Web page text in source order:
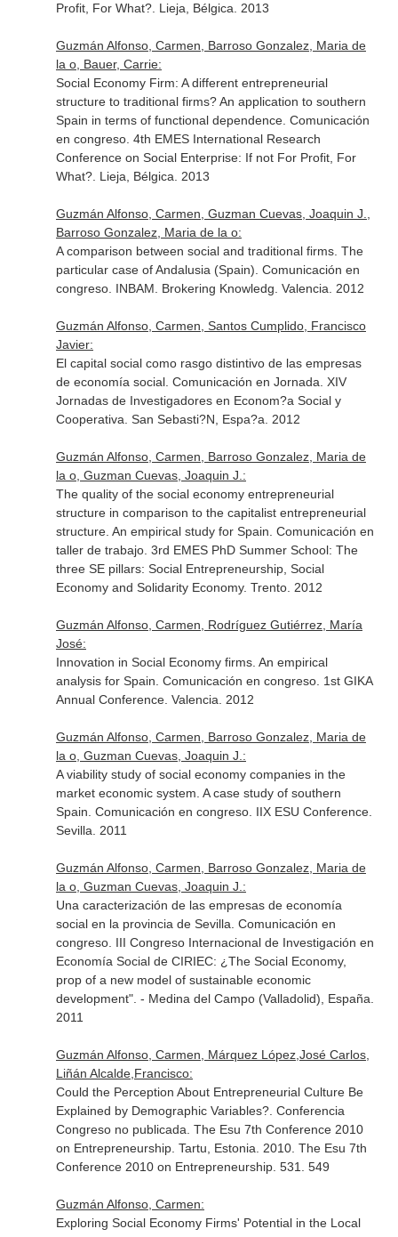
Profit, For What?. Lieja, Bélgica. 2013
Guzmán Alfonso, Carmen, Barroso Gonzalez, Maria de
la o, Bauer, Carrie:
Social Economy Firm: A different entrepreneurial
structure to traditional firms? An application to southern
Spain in terms of functional dependence. Comunicación
en congreso. 4th EMES International Research
Conference on Social Enterprise: If not For Profit, For
What?. Lieja, Bélgica. 2013
Guzmán Alfonso, Carmen, Guzman Cuevas, Joaquin J.,
Barroso Gonzalez, Maria de la o:
A comparison between social and traditional firms. The
particular case of Andalusia (Spain). Comunicación en
congreso. INBAM. Brokering Knowledg. Valencia. 2012
Guzmán Alfonso, Carmen, Santos Cumplido, Francisco
Javier:
El capital social como rasgo distintivo de las empresas
de economía social. Comunicación en Jornada. XIV
Jornadas de Investigadores en Econom?a Social y
Cooperativa. San Sebasti?N, Espa?a. 2012
Guzmán Alfonso, Carmen, Barroso Gonzalez, Maria de
la o, Guzman Cuevas, Joaquin J.:
The quality of the social economy entrepreneurial
structure in comparison to the capitalist entrepreneurial
structure. An empirical study for Spain. Comunicación en
taller de trabajo. 3rd EMES PhD Summer School: The
three SE pillars: Social Entrepreneurship, Social
Economy and Solidarity Economy. Trento. 2012
Guzmán Alfonso, Carmen, Rodríguez Gutiérrez, María
José:
Innovation in Social Economy firms. An empirical
analysis for Spain. Comunicación en congreso. 1st GIKA
Annual Conference. Valencia. 2012
Guzmán Alfonso, Carmen, Barroso Gonzalez, Maria de
la o, Guzman Cuevas, Joaquin J.:
A viability study of social economy companies in the
market economic system. A case study of southern
Spain. Comunicación en congreso. IIX ESU Conference.
Sevilla. 2011
Guzmán Alfonso, Carmen, Barroso Gonzalez, Maria de
la o, Guzman Cuevas, Joaquin J.:
Una caracterización de las empresas de economía
social en la provincia de Sevilla. Comunicación en
congreso. III Congreso Internacional de Investigación en
Economía Social de CIRIEC: ¿The Social Economy,
prop of a new model of sustainable economic
development". - Medina del Campo (Valladolid), España.
2011
Guzmán Alfonso, Carmen, Márquez López,José Carlos,
Liñán Alcalde,Francisco:
Could the Perception About Entrepreneurial Culture Be
Explained by Demographic Variables?. Conferencia
Congreso no publicada. The Esu 7th Conference 2010
on Entrepreneurship. Tartu, Estonia. 2010. The Esu 7th
Conference 2010 on Entrepreneurship. 531. 549
Guzmán Alfonso, Carmen:
Exploring Social Economy Firms' Potential in the Local